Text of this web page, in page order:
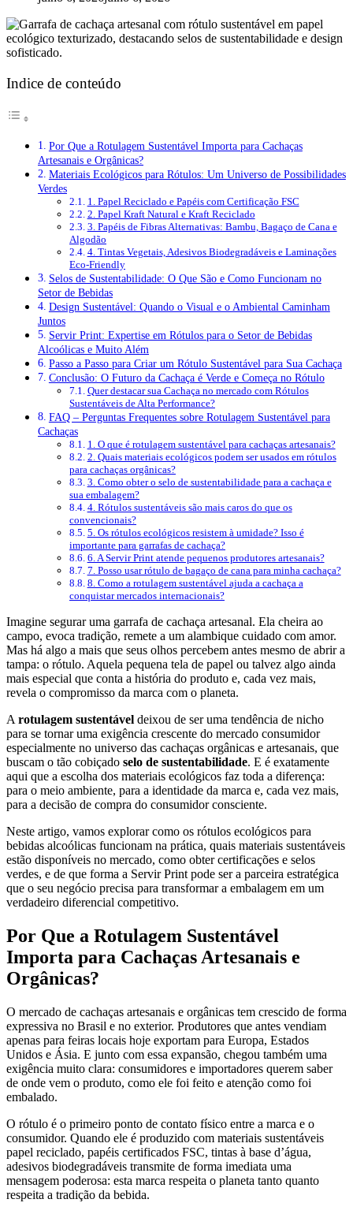
Indice de conteúdo
Por Que a Rotulagem Sustentável Importa para Cachaças
Artesanais e Orgânicas?
Materiais Ecológicos para Rótulos: Um Universo de Possibilidades
Verdes
1. Papel Reciclado e Papéis com Certificação FSC
2. Papel Kraft Natural e Kraft Reciclado
3. Papéis de Fibras Alternativas: Bambu, Bagaço de Cana e
Algodão
4. Tintas Vegetais, Adesivos Biodegradáveis e Laminações
Eco-Friendly
Selos de Sustentabilidade: O Que São e Como Funcionam no
Setor de Bebidas
Design Sustentável: Quando o Visual e o Ambiental Caminham
Juntos
Servir Print: Expertise em Rótulos para o Setor de Bebidas
Alcoólicas e Muito Além
Passo a Passo para Criar um Rótulo Sustentável para Sua Cachaça
Conclusão: O Futuro da Cachaça é Verde e Começa no Rótulo
Quer destacar sua Cachaça no mercado com Rótulos
Sustentáveis de Alta Performance?
FAQ – Perguntas Frequentes sobre Rotulagem Sustentável para
Cachaças
1. O que é rotulagem sustentável para cachaças artesanais?
2. Quais materiais ecológicos podem ser usados em rótulos
para cachaças orgânicas?
3. Como obter o selo de sustentabilidade para a cachaça e
sua embalagem?
4. Rótulos sustentáveis são mais caros do que os
convencionais?
5. Os rótulos ecológicos resistem à umidade? Isso é
importante para garrafas de cachaça?
6. A Servir Print atende pequenos produtores artesanais?
7. Posso usar rótulo de bagaço de cana para minha cachaça?
8. Como a rotulagem sustentável ajuda a cachaça a
conquistar mercados internacionais?
Imagine segurar uma garrafa de cachaça artesanal. Ela cheira ao
campo, evoca tradição, remete a um alambique cuidado com amor.
Mas há algo a mais que seus olhos percebem antes mesmo de abrir a
tampa: o rótulo. Aquela pequena tela de papel ou talvez algo ainda
mais especial que conta a história do produto e, cada vez mais,
revela o compromisso da marca com o planeta.
A rotulagem sustentável deixou de ser uma tendência de nicho
para se tornar uma exigência crescente do mercado consumidor
especialmente no universo das cachaças orgânicas e artesanais, que
buscam o tão cobiçado selo de sustentabilidade. E é exatamente
aqui que a escolha dos materiais ecológicos faz toda a diferença:
para o meio ambiente, para a identidade da marca e, cada vez mais,
para a decisão de compra do consumidor consciente.
Neste artigo, vamos explorar como os rótulos ecológicos para
bebidas alcoólicas funcionam na prática, quais materiais sustentáveis
estão disponíveis no mercado, como obter certificações e selos
verdes, e de que forma a Servir Print pode ser a parceira estratégica
que o seu negócio precisa para transformar a embalagem em um
verdadeiro diferencial competitivo.
Por Que a Rotulagem Sustentável
Importa para Cachaças Artesanais e
Orgânicas?
O mercado de cachaças artesanais e orgânicas tem crescido de forma
expressiva no Brasil e no exterior. Produtores que antes vendiam
apenas para feiras locais hoje exportam para Europa, Estados
Unidos e Ásia. E junto com essa expansão, chegou também uma
exigência muito clara: consumidores e importadores querem saber
de onde vem o produto, como ele foi feito e atenção como foi
embalado.
O rótulo é o primeiro ponto de contato físico entre a marca e o
consumidor. Quando ele é produzido com materiais sustentáveis
papel reciclado, papéis certificados FSC, tintas à base d’água,
adesivos biodegradáveis transmite de forma imediata uma
mensagem poderosa: esta marca respeita o planeta tanto quanto
respeita a tradição da bebida.